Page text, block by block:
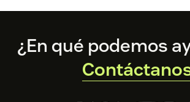
Footer
¿En qué podemos